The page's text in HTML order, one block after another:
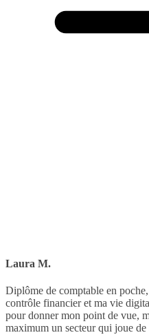
Laura M.
Diplôme de comptable en
contrôle financier et ma vie
pour donner mon point de vue,
maximum un secteur qui joue